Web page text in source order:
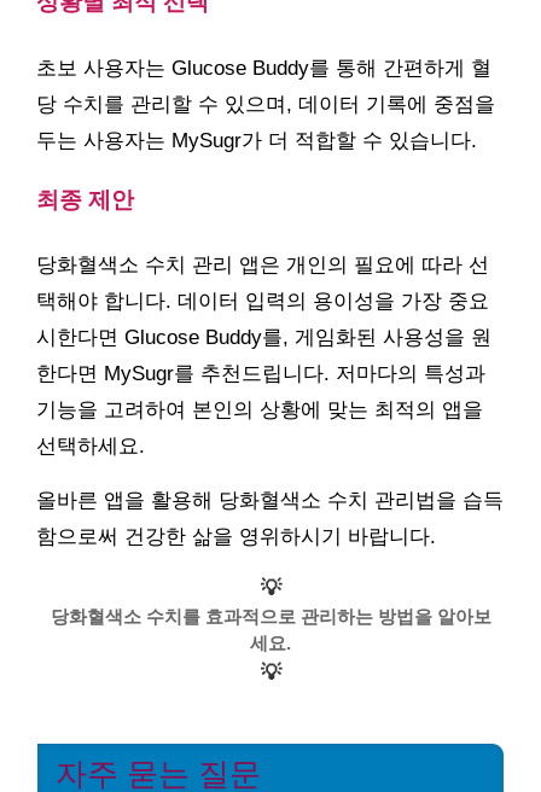
초보 사용자는 Glucose Buddy를 통해 간편하게 혈
당 수치를 관리할 수 있으며, 데이터 기록에 중점을
두는 사용자는 MySugr가 더 적합할 수 있습니다.
최종 제안
당화혈색소 수치 관리 앱은 개인의 필요에 따라 선
택해야 합니다. 데이터 입력의 용이성을 가장 중요
시한다면 Glucose Buddy를, 게임화된 사용성을 원
한다면 MySugr를 추천드립니다. 저마다의 특성과
기능을 고려하여 본인의 상황에 맞는 최적의 앱을
선택하세요.
올바른 앱을 활용해 당화혈색소 수치 관리법을 습득
함으로써 건강한 삶을 영위하시기 바랍니다.
💡
당화혈색소 수치를 효과적으로 관리하는 방법을 알아보
세요.
💡
자주 묻는 질문